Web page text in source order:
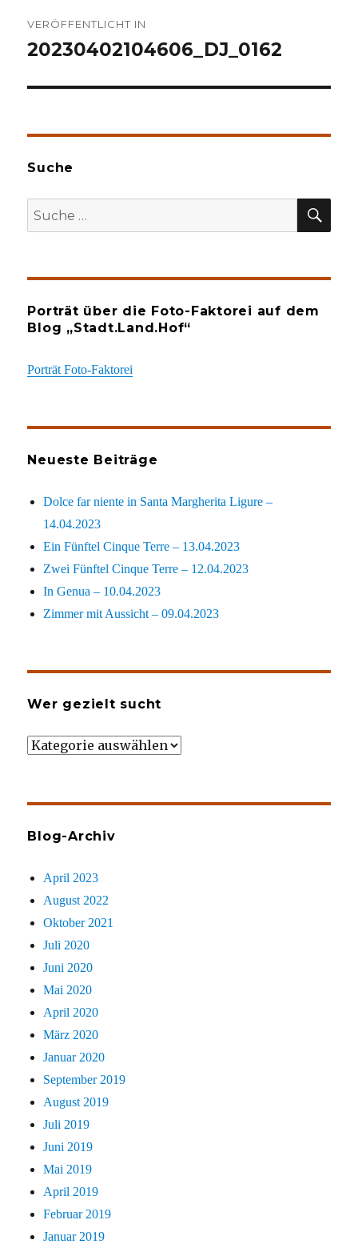
VERÖFFENTLICHT IN
20230402104606_DJ_0162
Suche
Suche
nach:
Porträt über die Foto-Faktorei auf dem
Blog „Stadt.Land.Hof“
Porträt Foto-Faktorei
Neueste Beiträge
Dolce far niente in Santa Margherita Ligure –
14.04.2023
Ein Fünftel Cinque Terre – 13.04.2023
Zwei Fünftel Cinque Terre – 12.04.2023
In Genua – 10.04.2023
Zimmer mit Aussicht – 09.04.2023
Wer gezielt sucht
Wer
Blog-Archiv
April 2023
August 2022
Oktober 2021
Juli 2020
Juni 2020
Mai 2020
April 2020
März 2020
Januar 2020
September 2019
August 2019
Juli 2019
Juni 2019
Mai 2019
April 2019
Februar 2019
Januar 2019